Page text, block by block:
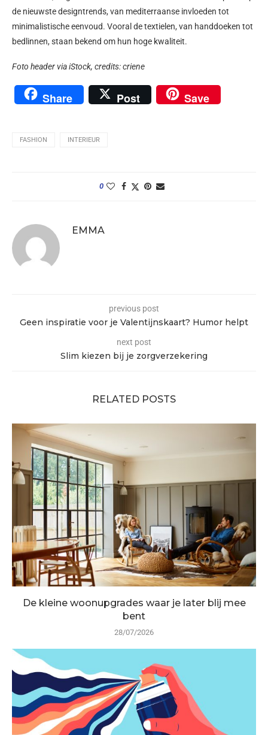
de nieuwste designtrends, van mediterraanse invloeden tot
minimalistische eenvoud. Vooral de textielen, van handdoeken tot
bedlinnen, staan bekend om hun hoge kwaliteit.
Foto header via iStock, credits:criene
Share Post Save
FASHION INTERIEUR
0
EMMA
previous post
Geen inspiratie voor je Valentijnskaart? Humor helpt
next post
Slim kiezen bij je zorgverzekering
RELATED POSTS
De kleine woonupgrades waar je later blij mee
bent
28/07/2026